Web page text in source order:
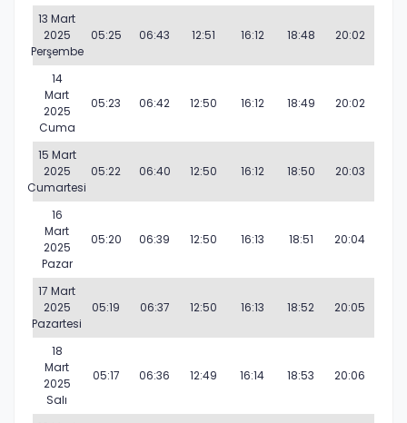
13 Mart
2025
Perşembe
05:25 06:43 12:51 16:12 18:48 20:02
14
Mart
2025
Cuma
05:23 06:42 12:50 16:12 18:49 20:02
15 Mart
2025
Cumartesi
05:22 06:40 12:50 16:12 18:50 20:03
16
Mart
2025
Pazar
05:20 06:39 12:50 16:13 18:51 20:04
17 Mart
2025
Pazartesi
05:19 06:37 12:50 16:13 18:52 20:05
18
Mart
2025
Salı
05:17 06:36 12:49 16:14 18:53 20:06